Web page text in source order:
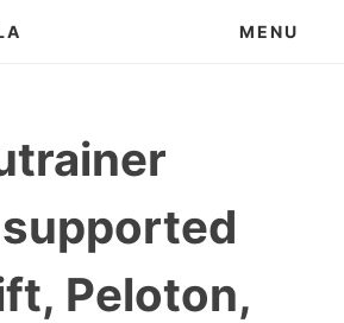
MENU
Peloton,